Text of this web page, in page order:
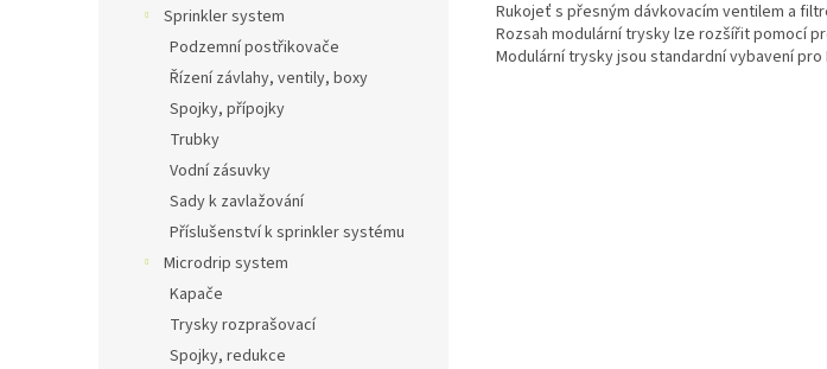
Sprinkler system
Podzemní postřikovače
Řízení závlahy, ventily, boxy
Spojky, přípojky
Trubky
Vodní zásuvky
Sady k zavlažování
Příslušenství k sprinkler systému
Microdrip system
Kapače
Trysky rozprašovací
Spojky, redukce
Rukojeť s přesným dávkovacím ventilem a
Rozsah modulární trysky lze rozšířit pomocí
Modulární trysky jsou standardní vybavení